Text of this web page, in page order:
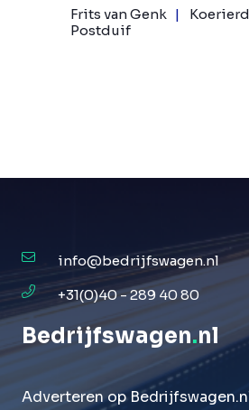
Frits van Genk
Postduif
info@bedrijfswagen.nl
+31(0)40 - 289 40 80
Bedrijfswagen.nl
Adverteren op